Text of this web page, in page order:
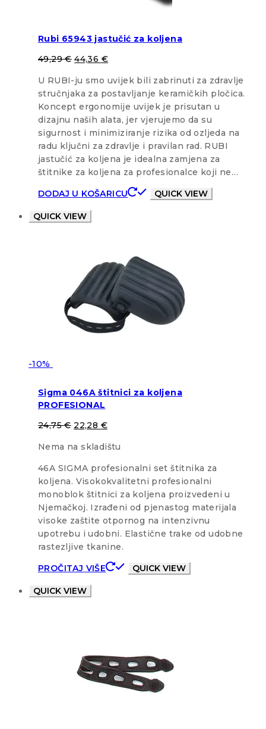
Rubi 65943 jastučić za koljena
49,29€ 44,36 €
U RUBI-ju smo uvijek bili zabrinuti za zdravlje
stručnjaka za postavljanje keramičkih pločica.
Koncept ergonomije uvijek je prisutan u
dizajnu naših alata, jer vjerujemo da su
sigurnost i minimiziranje rizika od ozljeda na
radu ključni za zdravlje i pravilan rad. RUBI
jastučić za koljena je idealna zamjena za
štitnike za koljena za profesionalce koji ne…
DODAJ U KOŠARICU
QUICK VIEW
QUICK VIEW
-10%
Sigma 046A štitnici za koljena
PROFESIONAL
24,75€ 22,28 €
Nema na skladištu
46A SIGMA profesionalni set štitnika za
koljena. Visokokvalitetni profesionalni
monoblok štitnici za koljena proizvedeni u
Njemačkoj. Izrađeni od pjenastog materijala
visoke zaštite otpornog na intenzivnu
upotrebu i udobni. Elastične trake od udobne
rastezljive tkanine.
PROČITAJ VIŠE
QUICK VIEW
QUICK VIEW